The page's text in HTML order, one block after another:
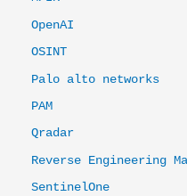
OpenAI
OSINT
Palo alto networks
PAM
Qradar
Reverse Engineering
SentinelOne